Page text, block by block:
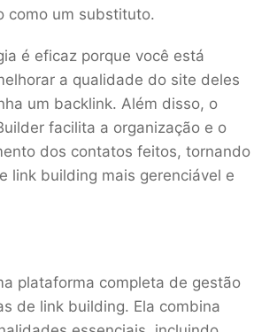
como um substituto.
é eficaz porque você está
a qualidade do site deles
um backlink. Além disso, o
facilita a organização e o
dos contatos feitos, tornando
link building mais gerenciável e
plataforma completa de gestão
de link building. Ela combina